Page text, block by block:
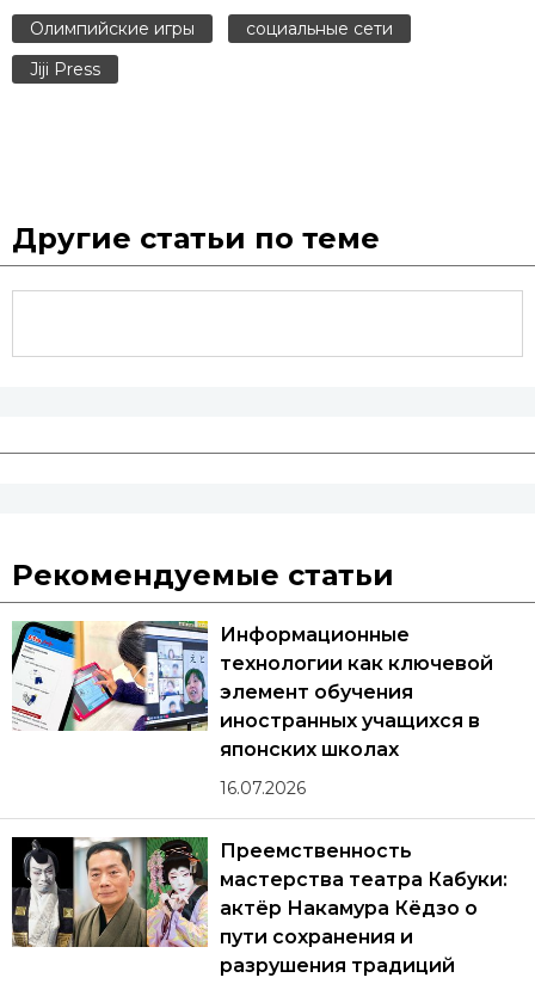
Олимпийские игры
социальные сети
Jiji Press
Другие статьи по теме
Рекомендуемые статьи
Информационные
технологии как ключевой
элемент обучения
иностранных учащихся в
японских школах
16.07.2026
Преемственность
мастерства театра Кабуки:
актёр Накамура Кёдзо о
пути сохранения и
разрушения традиций